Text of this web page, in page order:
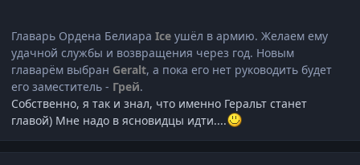
Главарь Ордена Белиара Ice ушёл в армию. Желаем ему
удачной службы и возвращения через год. Новым
главарём выбран Geralt, а пока его нет руководить будет
его заместитель - Грей.
Собственно, я так и знал, что именно Геральт станет
главой) Мне надо в ясновидцы идти....